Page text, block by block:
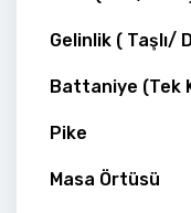
Gelinlik ( Taşlı/
Battaniye (Tek
Pike
Masa Örtüsü